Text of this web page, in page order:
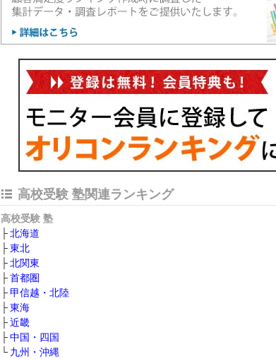
高校受験 塾関連ランキング
高校受験 塾
北海道
東北
北関東
首都圏
甲信越・北陸
東海
近畿
中国・四国
九州・沖縄